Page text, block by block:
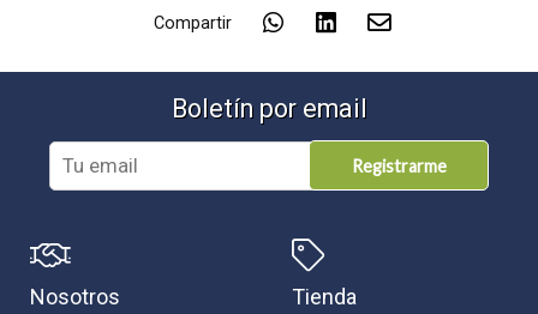
Compartir
Boletín por email
Registrarme
Nosotros Tienda